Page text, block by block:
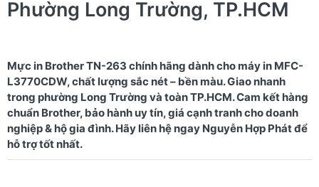
Phường Long Trường, TP.HCM
Mực in Brother TN-263 chính hãng dành cho máy in MFC-
L3770CDW, chất lượng sắc nét – bền màu. Giao nhanh
trong phường Long Trường và toàn TP.HCM. Cam kết hàng
chuẩn Brother, bảo hành uy tín, giá cạnh tranh cho doanh
nghiệp & hộ gia đình. Hãy liên hệ ngay Nguyễn Hợp Phát để